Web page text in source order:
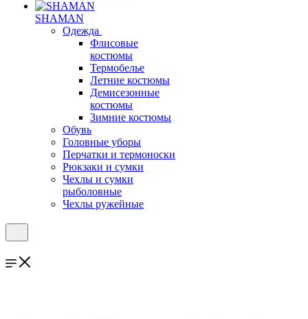
SHAMAN
Одежда
Флисовые
костюмы
Термобелье
Летние костюмы
Демисезонные
костюмы
Зимние костюмы
Обувь
Головные уборы
Перчатки и термоноски
Рюкзаки и сумки
Чехлы и сумки
рыболовные
Чехлы ружейные